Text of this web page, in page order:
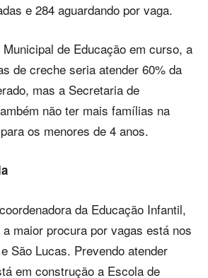
e 284 aguardando por vaga.
de Educação em curso, a
de creche seria atender 60% da
mas a Secretaria de
não ter mais famílias na
os menores de 4 anos.
da Educação Infantil,
maior procura por vagas está nos
São Lucas. Prevendo atender
em construção a Escola de